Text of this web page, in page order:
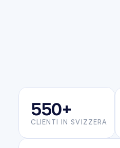
550+
CLIENTI IN SVIZZERA